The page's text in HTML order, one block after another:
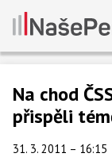
Na chod
přispěli
31. 3. 2011 – 16:15